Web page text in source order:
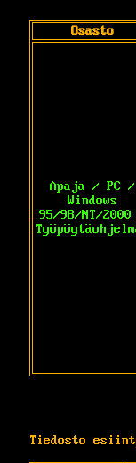
Osasto
Apaja / PC /
Windows
95/98/NT/
Tiedosto